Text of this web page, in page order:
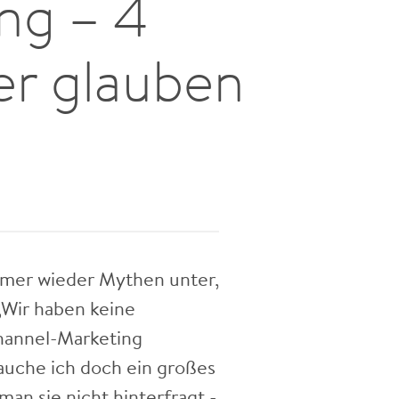
– 4
glauben
wieder Mythen unter,
haben keine
Marketing
ich doch ein großes